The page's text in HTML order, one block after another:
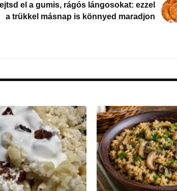
el a gumis, rágós lángosokat: ezzel
a trükkel másnap is könnyed maradjon